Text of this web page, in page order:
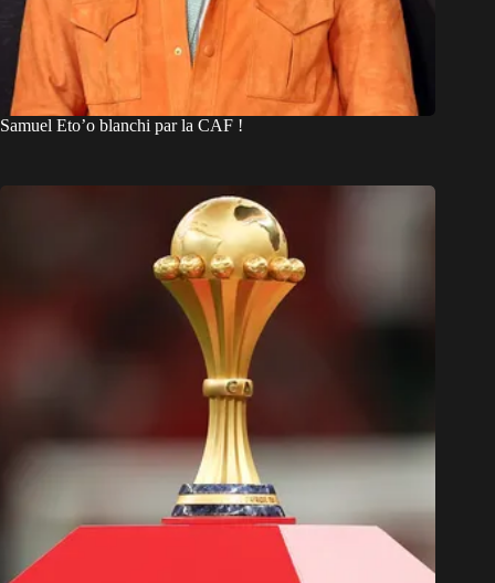
Samuel Eto’o blanchi par la CAF !